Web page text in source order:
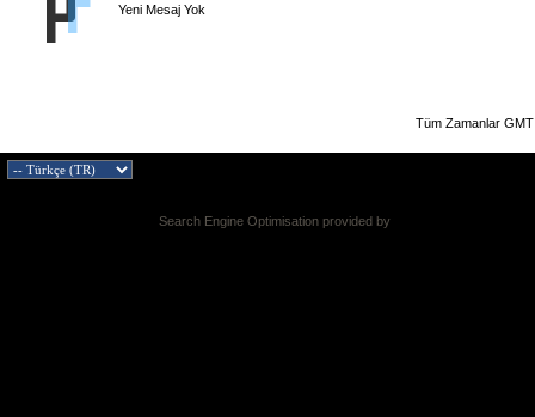
Yeni Mesaj Yok
Tüm Zamanlar
Search Engine Optimisation provided by